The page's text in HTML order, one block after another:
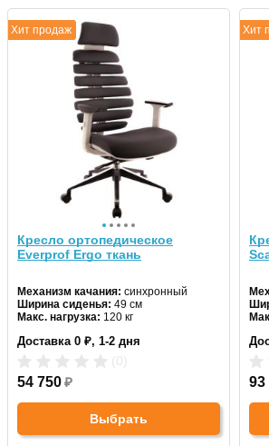
Хит продаж
Кресло ортопедическое
Everprof Ergo ткань
Механизм качания: синхронный
Ширина сиденья: 49 см
Макс. нагрузка: 120 кг
Материал спинки:ткань
Доставка 0 ₽, 1-2 дня
54 750₽
Выбрать
Хит
93